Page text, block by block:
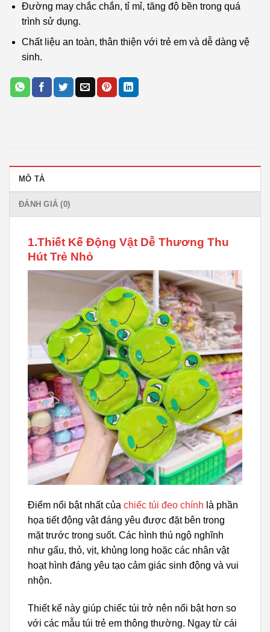
Đường may chắc chắn, tỉ mỉ, tăng độ bền trong quá
trình sử dụng.
Chất liệu an toàn, thân thiện với trẻ em và dễ dàng vệ
sinh.
MÔ TẢ
ĐÁNH GIÁ (0)
1.Thiết Kế Động Vật Dễ Thương Thu
Hút Trẻ Nhỏ
Điểm nổi bật nhất của chiếc túi đeo chính là phần
họa tiết động vật đáng yêu được đặt bên trong
mặt trước trong suốt. Các hình thú ngộ nghĩnh
như gấu, thỏ, vịt, khủng long hoặc các nhân vật
hoạt hình đáng yêu tạo cảm giác sinh động và vui
nhộn.
Thiết kế này giúp chiếc túi trở nên nổi bật hơn so
với các mẫu túi trẻ em thông thường. Ngay từ cái